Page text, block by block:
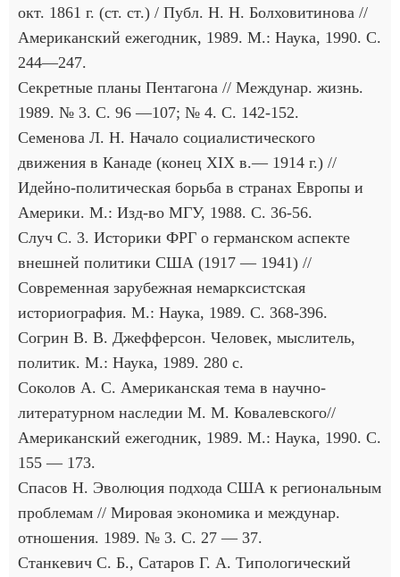
окт. 1861 г. (ст. ст.) / Публ. Н. Н. Болховитинова //
Американский ежегодник, 1989. М.: Наука, 1990. С.
244—247.
Секретные планы Пентагона // Междунар. жизнь.
1989. № 3. С. 96 —107; № 4. С. 142-152.
Семенова Л. Н. Начало социалистического
движения в Канаде (конец XIX в.— 1914 г.) //
Идейно-политическая борьба в странах Европы и
Америки. М.: Изд-во МГУ, 1988. С. 36-56.
Случ С. 3. Историки ФРГ о германском аспекте
внешней политики США (1917 — 1941) //
Современная зарубежная немарксистская
историография. М.: Наука, 1989. С. 368-396.
Согрин В. В. Джефферсон. Человек, мыслитель,
политик. М.: Наука, 1989. 280 с.
Соколов А. С. Американская тема в научно-
литературном наследии М. М. Ковалевского//
Американский ежегодник, 1989. М.: Наука, 1990. С.
155 — 173.
Спасов Н. Эволюция подхода США к региональным
проблемам // Мировая экономика и междунар.
отношения. 1989. № 3. С. 27 — 37.
Станкевич С. Б., Сатаров Г. А. Типологический